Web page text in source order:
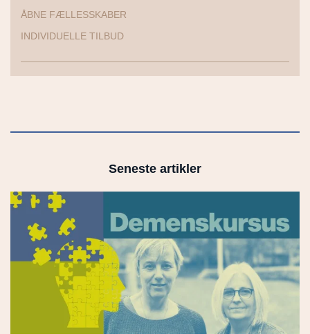
ÅBNE FÆLLESSKABER
INDIVIDUELLE TILBUD
Seneste artikler